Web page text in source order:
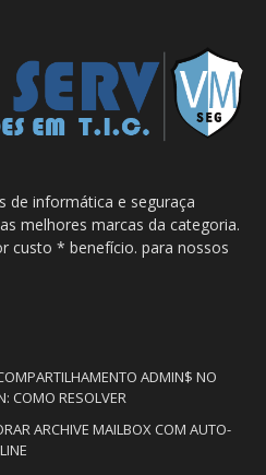
de informática e seguraça
melhores marcas da categoria.
custo * benefício. para nossos
ADMIN$ NO
COMO RESOLVER
ARCHIVE MAILBOX COM AUTO-